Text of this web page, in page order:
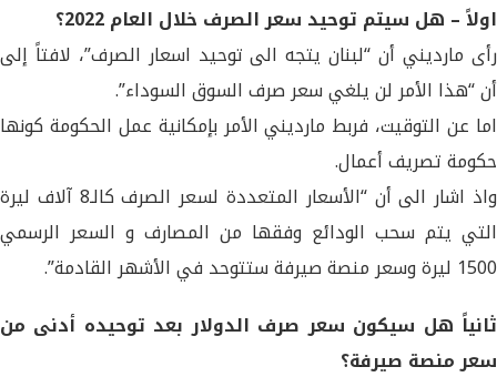
اولاً – هل سيتم توحيد سعر الصرف خلال العام 2022؟
رأى مارديني أن “لبنان يتجه الى توحيد اسعار الصرف”، لافتاً إلى
أن “هذا الأمر لن يلغي سعر صرف السوق السوداء”.
اما عن التوقيت، فربط مارديني الأمر بإمكانية عمل الحكومة كونها
حكومة تصريف أعمال.
واذ اشار الى أن “الأسعار المتعددة لسعر الصرف كالـ8 آلاف ليرة
التي يتم سحب الودائع وفقها من المصارف و السعر الرسمي
1500 ليرة وسعر منصة صيرفة ستتوحد في الأشهر القادمة”.
ثانياً هل سيكون سعر صرف الدولار بعد توحيده أدنى من
سعر منصة صيرفة؟